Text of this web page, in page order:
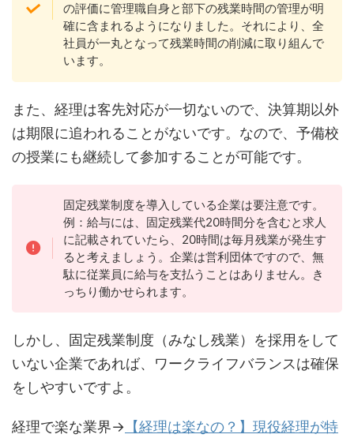
の評価に管理職自身と部下の残業時間の管理が明
確に含まれるようになりました。それにより、全
社員が一丸となって残業時間の削減に取り組んで
います。
また、経理は客先対応が一切ないので、決算期以外
は期限に追われることがないです。なので、予備校
の授業にも継続して参加することが可能です。
固定残業制度を導入している企業は要注意です。
例：給与には、固定残業代20時間分を含むと求人
に記載されていたら、20時間は毎月残業が発生す
ると考えましょう。企業は営利団体ですので、無
駄に従業員に給与を支払うことはありません。き
っちり働かせられます。
しかし、固定残業制度（みなし残業）を採用をして
いない企業であれば、ワークライフバランスは確保
をしやすいですよ。
経理で楽な業界→ 【経理は楽なの？】現役経理が特